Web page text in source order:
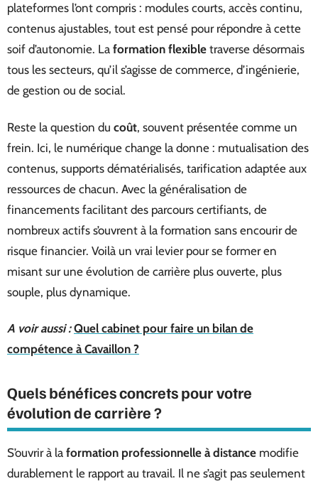
plateformes l’ont compris : modules courts, accès continu,
contenus ajustables, tout est pensé pour répondre à cette
soif d’autonomie. La formation flexible traverse désormais
tous les secteurs, qu’il s’agisse de commerce, d’ingénierie,
de gestion ou de social.
Reste la question du coût, souvent présentée comme un
frein. Ici, le numérique change la donne : mutualisation des
contenus, supports dématérialisés, tarification adaptée aux
ressources de chacun. Avec la généralisation de
financements facilitant des parcours certifiants, de
nombreux actifs s’ouvrent à la formation sans encourir de
risque financier. Voilà un vrai levier pour se former en
misant sur une évolution de carrière plus ouverte, plus
souple, plus dynamique.
A voir aussi : Quel cabinet pour faire un bilan de
compétence à Cavaillon ?
Quels bénéfices concrets pour votre
évolution de carrière ?
S’ouvrir à la formation professionnelle à distance modifie
durablement le rapport au travail. Il ne s’agit pas seulement